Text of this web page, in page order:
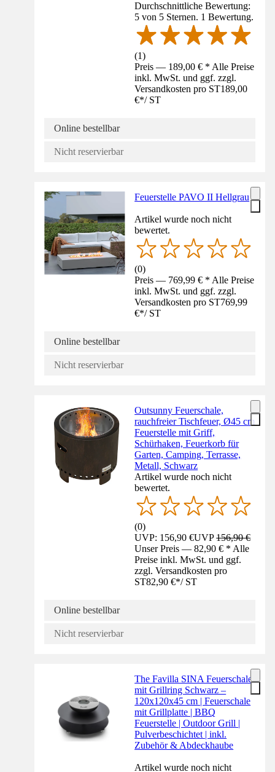
Durchschnittliche Bewertung:
5 von 5 Sternen. 1 Bewertung.
(1)
Preis — 189,00 € * Alle Preise
inkl. MwSt. und ggf. zzgl.
Versandkosten pro ST189,00
€*/ ST
Online bestellbar
Nicht reservierbar
Feuerstelle PAVO II Hellgrau
Artikel wurde noch nicht
bewertet.
(0)
Preis — 769,99 € * Alle Preise
inkl. MwSt. und ggf. zzgl.
Versandkosten pro ST769,99
€*/ ST
Online bestellbar
Nicht reservierbar
Outsunny Feuerschale,
rauchfreier Tischfeuer, Ø45 cm
Feuerstelle mit Griff,
Schürhaken, Feuerkorb für
Garten, Camping, Terrasse,
Metall, Schwarz
Artikel wurde noch nicht
bewertet.
(0)
UVP: 156,90 €UVP156,90 €
Unser Preis — 82,90 € * Alle
Preise inkl. MwSt. und ggf.
zzgl. Versandkosten pro
ST82,90 €*/ ST
Online bestellbar
Nicht reservierbar
The Favilla SINA Feuerschale
mit Grillring Schwarz –
120x120x45 cm | Feuerschale
mit Grillplatte | BBQ
Feuerstelle | Outdoor Grill |
Pulverbeschichtet | inkl.
Zubehör & Abdeckhaube
Artikel wurde noch nicht